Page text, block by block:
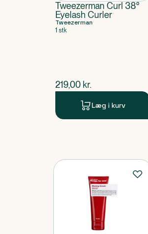
Tweezerman Curl 38°
Eyelash Curler
Tweezerman
1 stk
$nuværende pris
219,00 kr.
Læg i kurv